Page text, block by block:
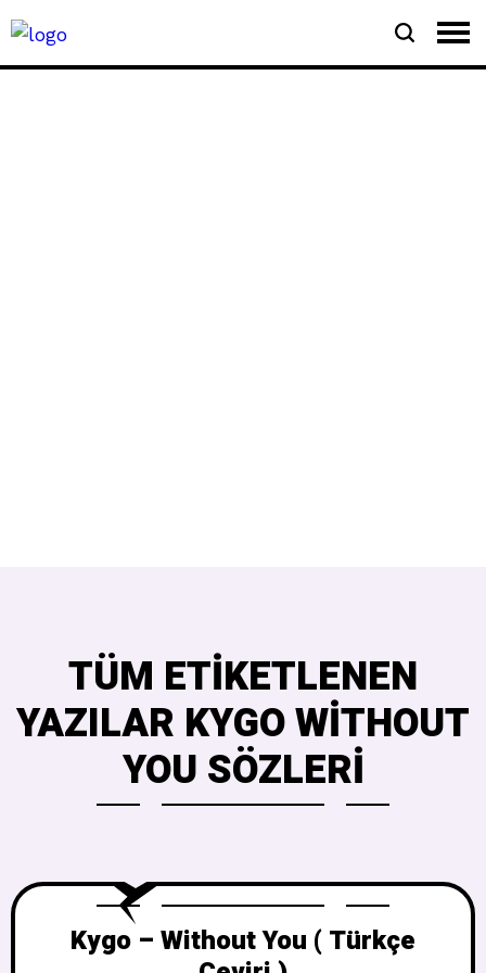
TÜM ETIKETLENEN
YAZILAR KYGO WITHOUT
YOU SÖZLERI
Kygo – Without You ( Türkçe